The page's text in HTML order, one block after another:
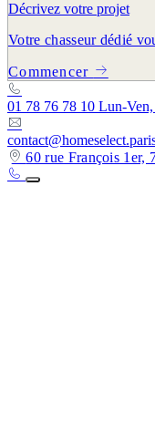
Décrivez votre projet
Votre chasseur dédié
Commencer
01 78 76 78 10 Lun-
60 rue François 1er,